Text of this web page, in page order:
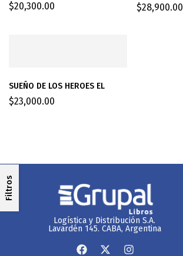
Filtros
$20,300.00 $28,900.00
SUEÑO DE LOS HEROES EL
$23,000.00
Logística y Distribución S.A.
Lavardén 145. CABA, Argentina